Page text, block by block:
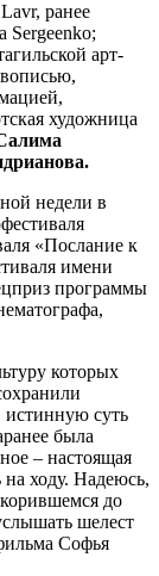
ранее
Sergeenko;
арт-
художница
недели в
«Послание к
имени
программы
которых
истинную суть
была
– настоящая
ходу. Надеюсь,
до
шелест
Софья